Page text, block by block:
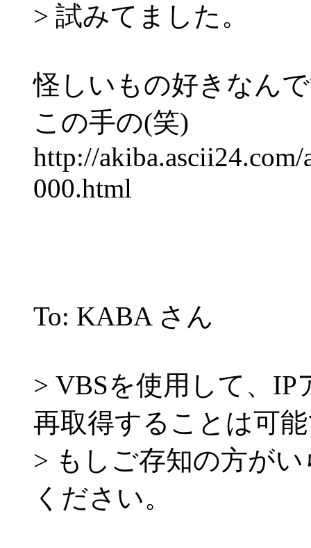
> 試みてました。
怪しいもの好きなん
この手の(笑)
http://
000.html
To: KABA さん
> VBSを使用して、
再取得することは可
> もしご存知の方が
ください。